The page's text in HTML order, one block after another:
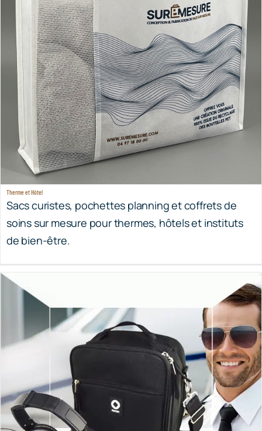
Therme et Hôtel
Sacs curistes, pochettes planning et coffrets de
soins sur mesure pour thermes, hôtels et instituts
de bien-être.